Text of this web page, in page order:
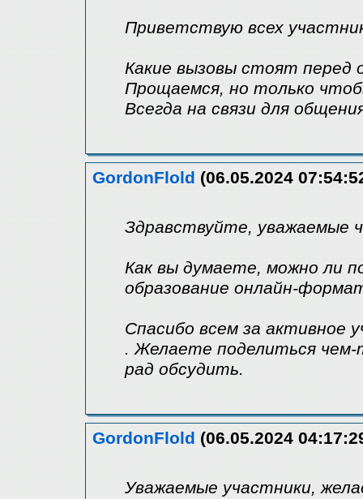
Приветствую всех
Какие вызовы стоят перед
Прощаемся, но только
Всегда на связи для
GordonFlold (06.05.2024
Здравствуйте, уважаемые
Как вы думаете, можно ли
образование онлайн-
Спасибо всем за активное
. Желаете поделиться
рад обсудить.
GordonFlold (06.05.2024
Уважаемые участники,